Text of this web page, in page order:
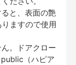
と、表面の艶
ますので使用
。ドアクロー
（ハピア